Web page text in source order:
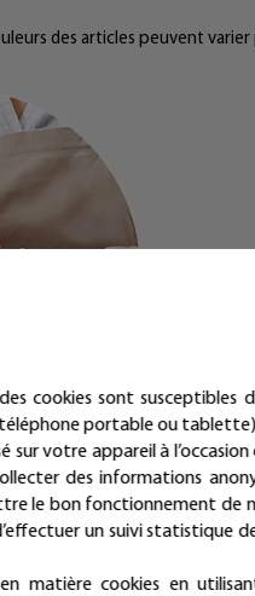
des articles peuvent
cookies sont susceptibles
portable ou
sur votre appareil à l’occasion
des informations
le bon fonctionnement de
un suivi statistique
matière cookies en